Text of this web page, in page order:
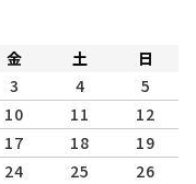
金 土
日
3 4
5
10 11
12
17 18
19
24 25
26